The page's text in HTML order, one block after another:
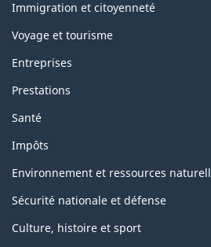
topics
Immigration et citoyenneté
Voyage et tourisme
Entreprises
Prestations
Santé
Impôts
Environnement et ressources
Sécurité nationale et défense
Culture, histoire et sport